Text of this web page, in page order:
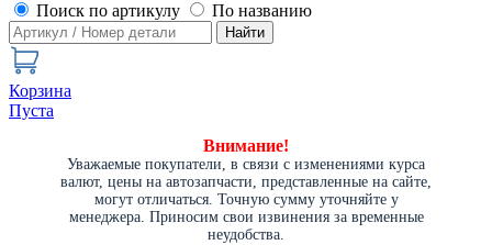
Поиск по артикулу По названию
Найти
Корзина
Пуста
Внимание!
Уважаемые покупатели, в связи с изменениями курса
валют, цены на автозапчасти, представленные на сайте,
могут отличаться. Точную сумму уточняйте у
менеджера. Приносим свои извинения за временные
неудобства.